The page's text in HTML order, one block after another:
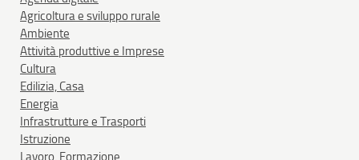
Agricoltura e sviluppo rurale
Ambiente
Attività produttive e Imprese
Cultura
Edilizia, Casa
Energia
Infrastrutture e Trasporti
Istruzione
Lavoro, Formazione